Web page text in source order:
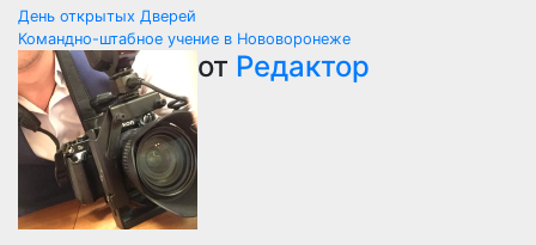
Навигация
по
записям
День открытых Дверей
Командно-штабное учение в Нововоронеже
от Редактор